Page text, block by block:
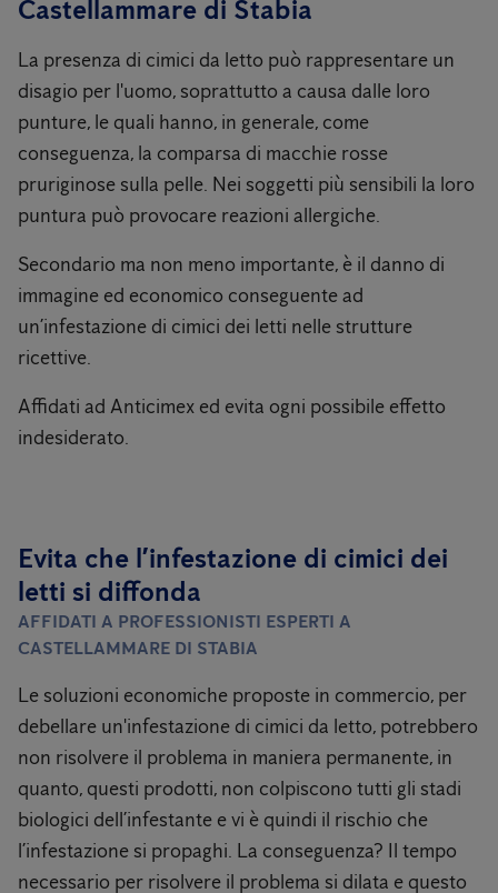
Castellammare di Stabia
La presenza di cimici da letto può rappresentare un
disagio per l'uomo, soprattutto a causa dalle loro
punture, le quali hanno, in generale, come
conseguenza, la comparsa di macchie rosse
pruriginose sulla pelle. Nei soggetti più sensibili la loro
puntura può provocare reazioni allergiche.
Secondario ma non meno importante, è il danno di
immagine ed economico conseguente ad
un’infestazione di cimici dei letti nelle strutture
ricettive.
Affidati ad Anticimex ed evita ogni possibile effetto
indesiderato.
Evita che l’infestazione di cimici dei
letti si diffonda
AFFIDATI A PROFESSIONISTI ESPERTI A
CASTELLAMMARE DI STABIA
Le soluzioni economiche proposte in commercio, per
debellare un'infestazione di cimici da letto, potrebbero
non risolvere il problema in maniera permanente, in
quanto, questi prodotti, non colpiscono tutti gli stadi
biologici dell’infestante e vi è quindi il rischio che
l’infestazione si propaghi. La conseguenza? Il tempo
necessario per risolvere il problema si dilata e questo